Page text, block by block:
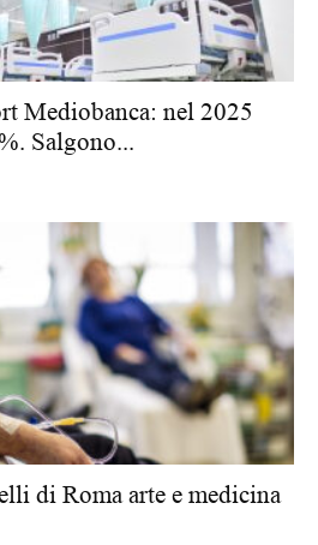
Mediobanca: nel 2025
Salgono...
di Roma arte e medicina